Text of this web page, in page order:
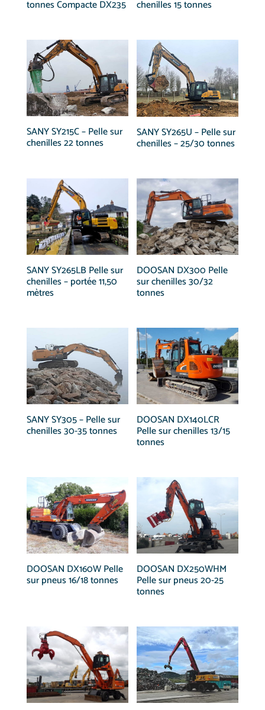
tonnes Compacte DX235 chenilles 15 tonnes
SANY SY215C – Pelle sur
chenilles 22 tonnes
SANY SY265U – Pelle sur
chenilles – 25/30 tonnes
SANY SY265LB Pelle sur
chenilles – portée 11,50
mètres
DOOSAN DX300 Pelle
sur chenilles 30/32
tonnes
SANY SY305 – Pelle sur
chenilles 30-35 tonnes
DOOSAN DX140LCR
Pelle sur chenilles 13/15
tonnes
DOOSAN DX160W Pelle
sur pneus 16/18 tonnes
DOOSAN DX250WHM
Pelle sur pneus 20-25
tonnes